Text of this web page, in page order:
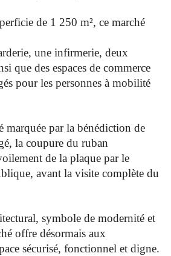
de 1 250 m², ce marché
une infirmerie, deux
que des espaces de commerce
pour les personnes à mobilité
marquée par la bénédiction de
la coupure du ruban
de la plaque par le
avant la visite complète du
symbole de modernité et
offre désormais aux
sécurisé, fonctionnel et digne.